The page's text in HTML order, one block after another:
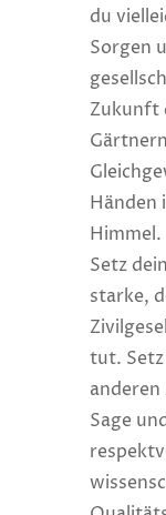
du
Sorgen
Zukunft
Händen
Himmel.
Setz
starke,
tut.
Sage